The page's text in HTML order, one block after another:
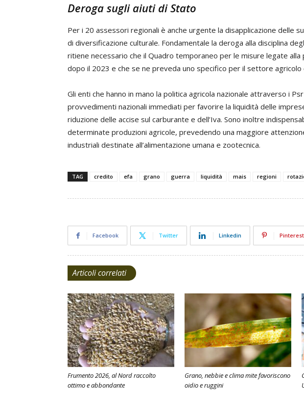
Deroga sugli aiuti di Stato
Per i 20 assessori regionali è anche urgente la disapplicazione delle
di diversificazione culturale. Fondamentale la deroga alla disciplina
ritiene necessario che il Quadro temporaneo per le misure legate alla
dopo il 2023 e che se ne preveda uno specifico per il settore agricolo
Gli enti che hanno in mano la politica agricola nazionale attraverso i
provvedimenti nazionali immediati per favorire la liquidità delle
riduzione delle accise sul carburante e dell’Iva. Sono inoltre
determinate produzioni agricole, prevedendo una maggiore
industriali destinate all’alimentazione umana e zootecnica.
TAG credito efa grano guerra liquidità mais regioni
Facebook Twitter Linkedin Pinterest
Articoli correlati
Frumento 2026, al Nord raccolto
ottimo e abbondante
Grano, nebbie e clima mite favoriscono
oidio e ruggini